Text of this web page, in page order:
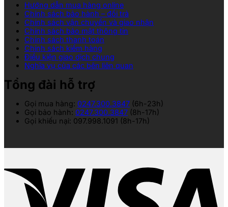
Hướng dẫn mua hàng online
Chính sách bảo hành – đổi trả
Chính sách vận chuyển và giao nhận
Chính sách bảo mật thông tin
Chính sách thanh toán
Chính sách kiểm hàng
Điều kiện giao dịch chung
Nghĩa vụ của các bên liên quan
Tổng đài hỗ trợ
Gọi mua hàng: 0247.300.3847 (6h-23h)
Gọi bảo hành: 0247.300.3847 (8h-17h)
Gọi khiếu nại: 097.998.1091 (8h-17h)